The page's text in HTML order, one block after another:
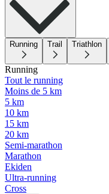
Running Trail Triathlon
Running
Tout le running
Moins de 5 km
5 km
10 km
15 km
20 km
Semi-marathon
Marathon
Ekiden
Ultra-running
Cross